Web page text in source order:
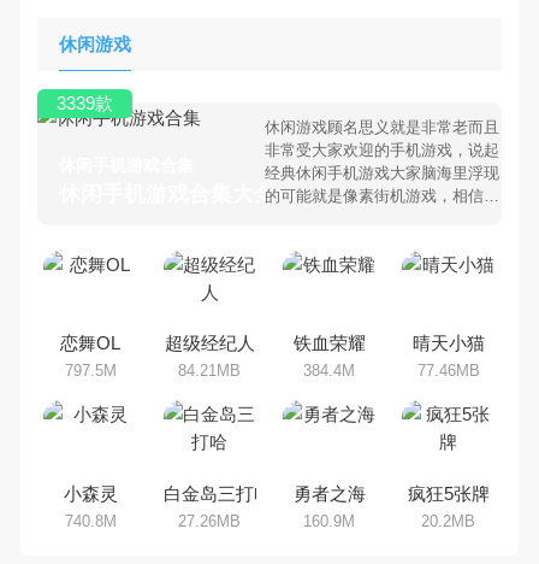
休闲游戏
休闲手机游戏合集大全 >
休闲游戏顾名思义就是非常老而且
非常受大家欢迎的手机游戏，说起
经典休闲手机游戏大家脑海里浮现
的可能就是像素街机游戏，相信很
闲手机游戏有哪些呢？游戏今天，
集，欢迎大家前来选择下载体验
3339款
恋舞OL
797.5M
超级经纪人
84.21MB
铁血荣耀
384.4M
晴天小猫
77.46MB
小森灵
740.8M
白金岛三打哈
27.26MB
勇者之海
160.9M
疯狂5张牌
20.2MB